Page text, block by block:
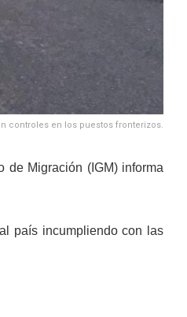
controles en los puestos fronterizos.
de Migración (IGM) informa
país incumpliendo con las